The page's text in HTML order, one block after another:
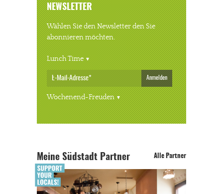
NEWSLETTER
Wählen Sie den Newsletter den Sie
abonnieren möchten.
Lunch Time
Anmelden
Wochenend-Freuden
Meine Südstadt Partner Alle Partner